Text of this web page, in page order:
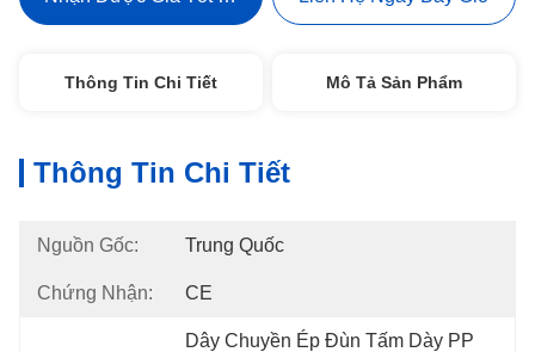
Thông Tin Chi Tiết Mô Tả Sản Phẩm
Thông Tin Chi Tiết
Nguồn Gốc: Trung Quốc
Chứng Nhận: CE
Dây Chuyền Ép Đùn Tấm Dày PP